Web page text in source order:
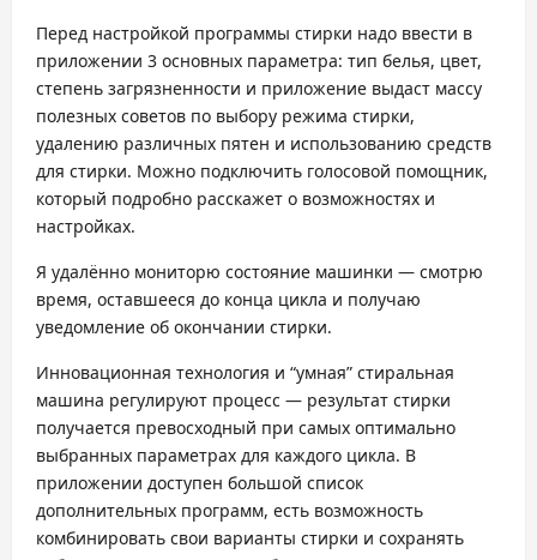
Перед настройкой программы стирки надо ввести в
приложении 3 основных параметра: тип белья, цвет,
степень загрязненности и приложение выдаст массу
полезных советов по выбору режима стирки,
удалению различных пятен и использованию средств
для стирки. Можно подключить голосовой помощник,
который подробно расскажет о возможностях и
настройках.
Я удалённо мониторю состояние машинки — смотрю
время, оставшееся до конца цикла и получаю
уведомление об окончании стирки.
Инновационная технология и “умная” стиральная
машина регулируют процесс — результат стирки
получается превосходный при самых оптимально
выбранных параметрах для каждого цикла. В
приложении доступен большой список
дополнительных программ, есть возможность
комбинировать свои варианты стирки и сохранять